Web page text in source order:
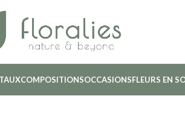
COMPOSITIONSOCCASIONSFLEURS EN